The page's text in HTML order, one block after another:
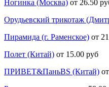
Ногинка (Москва) от 26.50
Орудьевский трикотаж
Пирамида (г. Раменское) от
Полет (Китай) от 15.00 руб
ПРИВЕТ&ПаньBS (Китай)